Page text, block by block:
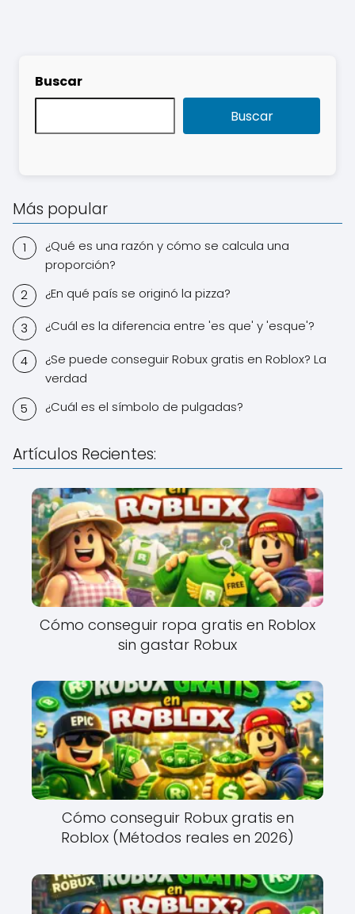
Buscar
Buscar
Más popular
¿Qué es una razón y cómo se calcula una
proporción?
¿En qué país se originó la pizza?
¿Cuál es la diferencia entre 'es que' y 'esque'?
¿Se puede conseguir Robux gratis en Roblox? La
verdad
¿Cuál es el símbolo de pulgadas?
Artículos Recientes:
Cómo conseguir ropa gratis en Roblox
sin gastar Robux
Cómo conseguir Robux gratis en
Roblox (Métodos reales en 2026)